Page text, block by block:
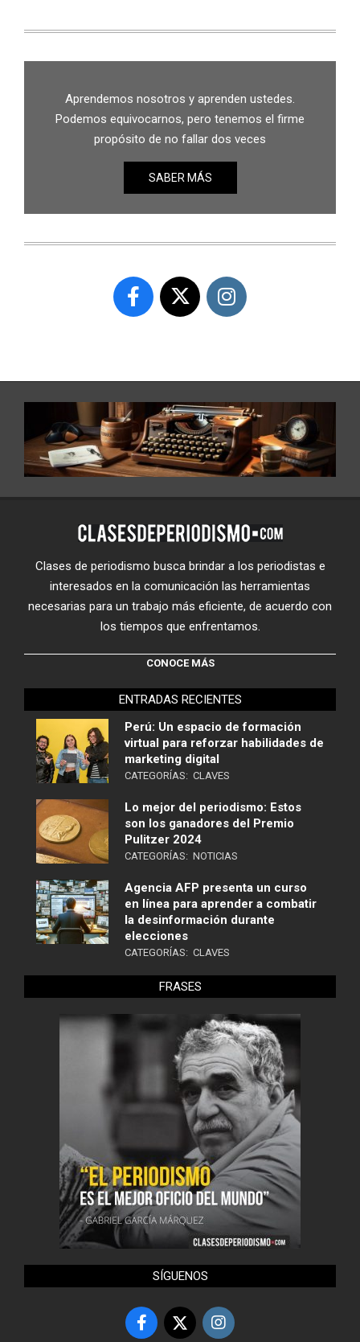
Aprendemos nosotros y aprenden ustedes.
Podemos equivocarnos, pero tenemos el firme
propósito de no fallar dos veces
SABER MÁS
Clases de periodismo busca brindar a los periodistas e
interesados en la comunicación las herramientas
necesarias para un trabajo más eficiente, de acuerdo con
los tiempos que enfrentamos.
CONOCE MÁS
ENTRADAS RECIENTES
Perú: Un espacio de formación
virtual para reforzar habilidades de
marketing digital
CATEGORÍAS: CLAVES
Lo mejor del periodismo: Estos
son los ganadores del Premio
Pulitzer 2024
CATEGORÍAS: NOTICIAS
Agencia AFP presenta un curso
en línea para aprender a combatir
la desinformación durante
elecciones
CATEGORÍAS: CLAVES
FRASES
SÍGUENOS